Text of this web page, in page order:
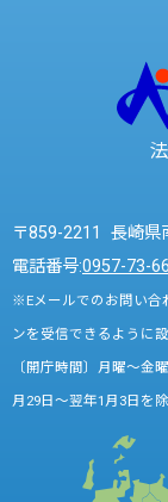
〒859-2211 長崎県
電話番号:0957-73-
※Eメールでのお問い合
ンを受信できるように
〔開庁時間〕月曜～金
月29日～翌年1月3日を除